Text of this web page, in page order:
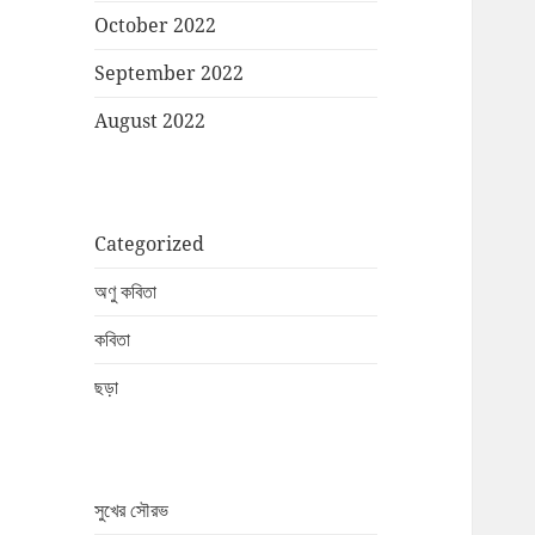
October 2022
September 2022
August 2022
Categorized
অণু কবিতা
কবিতা
ছড়া
সুখের সৌরভ